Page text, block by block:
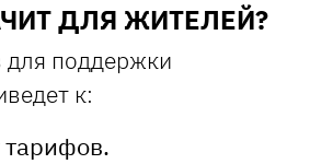
ДЛЯ ЖИТЕЛЕЙ?
для поддержки
к:
тарифов.